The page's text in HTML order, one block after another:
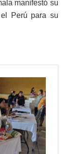
manifestó su
Perú para su